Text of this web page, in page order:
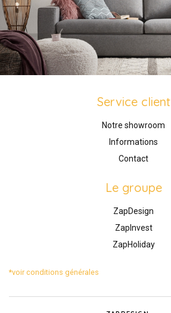
Service client
Notre showroom
Informations
Contact
Le groupe
ZapDesign
ZapInvest
ZapHoliday
*voir conditions générales